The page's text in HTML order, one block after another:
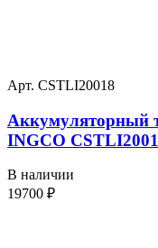
Арт. CSTLI20018
Аккумуляторный
INGCO
В наличии
19700 ₽